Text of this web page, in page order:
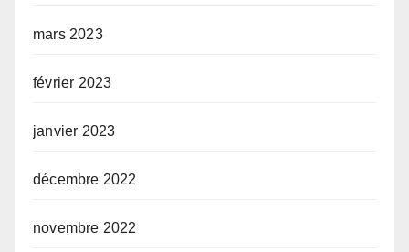
mars 2023
février 2023
janvier 2023
décembre 2022
novembre 2022